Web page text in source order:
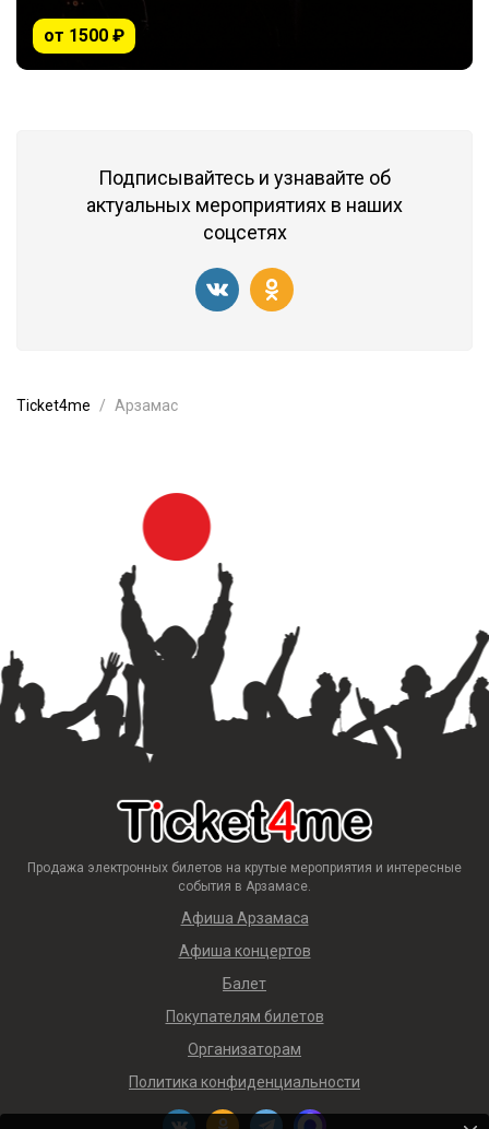
от 1500 ₽
Подписывайтесь и узнавайте об
актуальных мероприятиях в наших
соцсетях
Ticket4me Арзамас
Продажа электронных билетов на крутые мероприятия и интересные
события в Арзамасе.
Афиша Арзамаса
Афиша концертов
Балет
Покупателям билетов
Организаторам
Политика конфиденциальности